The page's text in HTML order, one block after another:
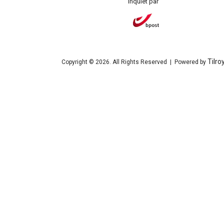
Copyright © 2026. All Rights Reserved | Powered by